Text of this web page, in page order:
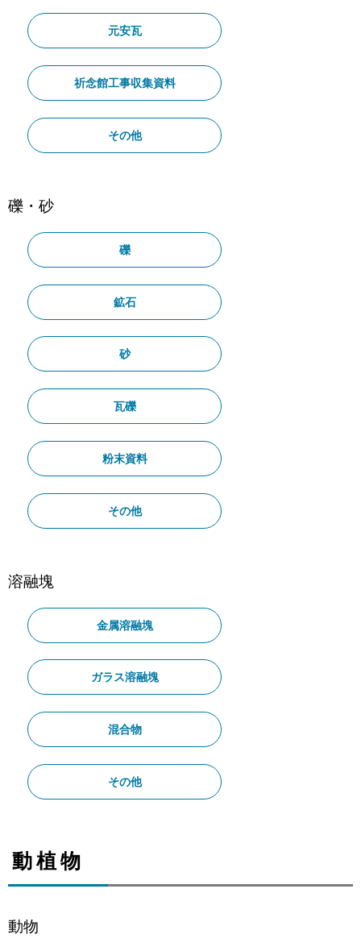
元安瓦
祈念館工事収集資料
その他
礫・砂
礫
鉱石
砂
瓦礫
粉末資料
その他
溶融塊
金属溶融塊
ガラス溶融塊
混合物
その他
動植物
動物